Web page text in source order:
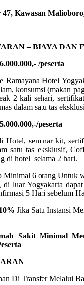
Kawasan
– BIAYA DAN
/peserta
Ramayana Hotel
konsumsi (makan
2 kali sehari,
dalam satu tas
peserta
Hotel, seminar kit,
satu tas eksklusif,
di hotel selama 2 hari.
Minimal 6 orang Untuk
luar Yogyakarta
5 Hari sebelum
Jika Satu Instansi
Sakit Minimal
Di Transfer Melalui